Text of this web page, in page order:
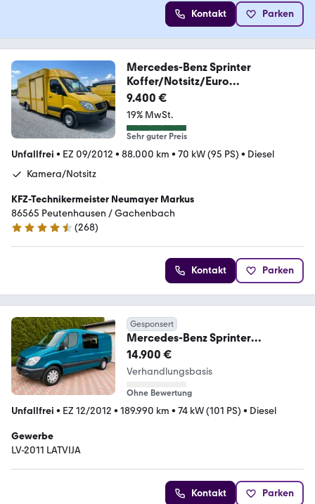
Kontakt Parken
Mercedes-Benz Sprinter
Koffer/Notsitz/Euro
5/Automatik/Kamera
9.400 €
19% MwSt.
Sehr guter Preis
Unfallfrei • EZ 09/2012 • 88.000 km • 70 kW (95 PS) • Diesel
Kamera/Notsitz
KFZ-Technikermeister Neumayer Markus
86565 Peutenhausen / Gachenbach
4.5 Sterne
(268)
Kontakt Parken
Gesponsert
Mercedes-Benz Sprinter
,ROLLSTUHLLIFT
14.900 €
Verhandlungsbasis
Ohne Bewertung
Unfallfrei • EZ 12/2012 • 189.990 km • 74 kW (101 PS) • Diesel
Gewerbe
LV-2011 LATVIJA
Kontakt Parken